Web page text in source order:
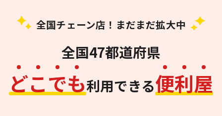
全国チェーン店！まだまだ拡大中
全国47都道府県
どこでも利用できる便利屋